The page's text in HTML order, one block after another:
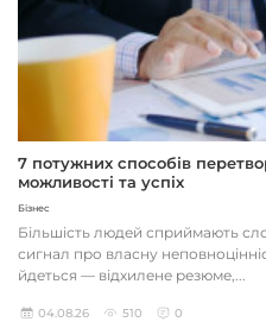
7 потужних способів
можливості та успіх
Бізнес
Більшість людей сприймають
сигнал про власну
йдеться — відхилене резюме,...
04.08.26 510 0